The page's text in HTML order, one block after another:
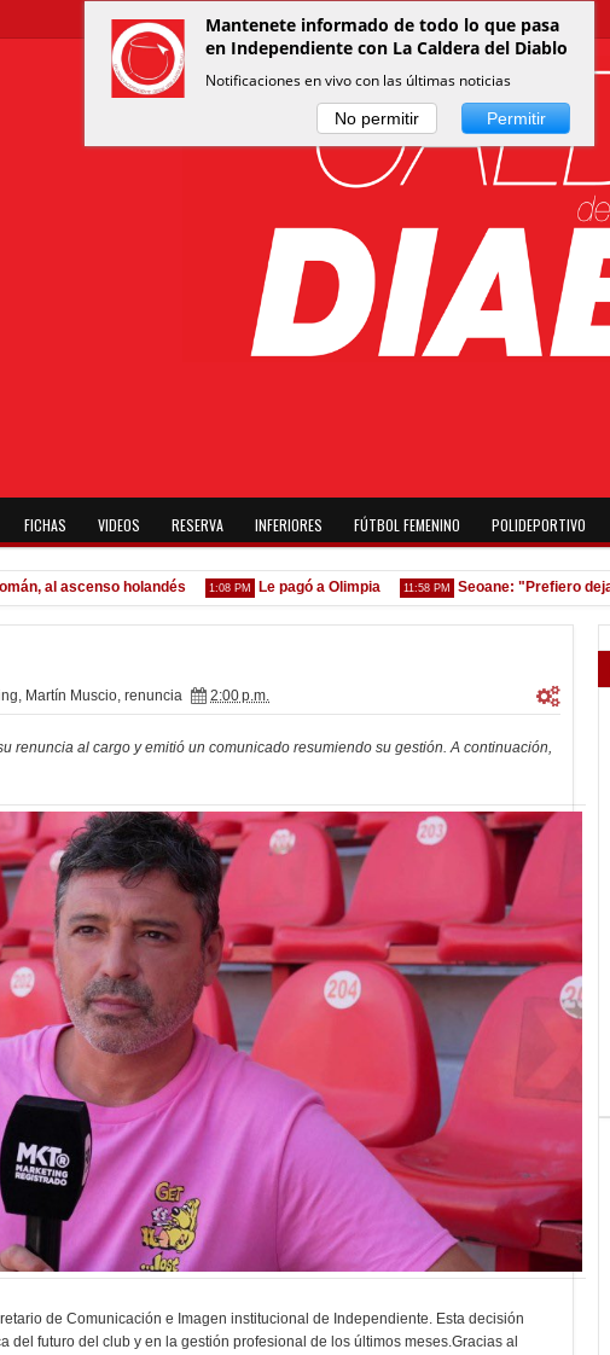
FICHAS VIDEOS RESERVA INFERIORES FÚTBOL FEMENINO POLIDEPORTIVO
al ascenso holandés 1:08 PM Le pagó a Olimpia 11:58 PM Seoane: "Prefiero dejar la
, Martín Muscio, renuncia 2:00 p.m.
renuncia al cargo y emitió un comunicado resumiendo su gestión. A continuación,
de Comunicación e Imagen institucional de Independiente. Esta decisión
futuro del club y en la gestión profesional de los últimos meses.Gracias al
Mantenete informado de todo lo que pasa
en Independiente con La Caldera del Diablo
Notificaciones en vivo con las últimas noticias
No permitir Permitir